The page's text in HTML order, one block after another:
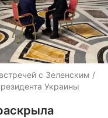
с Зеленским /
Украины